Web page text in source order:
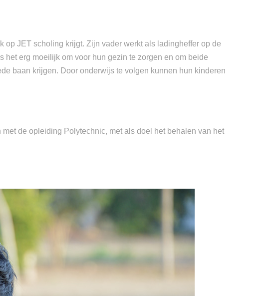
op JET scholing krijgt. Zijn vader werkt als ladingheffer op de
erg moeilijk om voor hun gezin te zorgen en om beide
baan krijgen. Door onderwijs te volgen kunnen hun kinderen
de opleiding Polytechnic, met als doel het behalen van het